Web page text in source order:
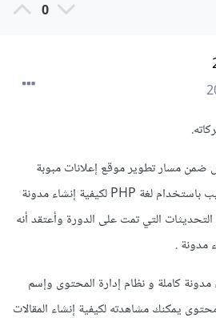
0
مسار تطوير موقع إعلانات مبوبة
في دورة تطوير تطبيقات الويب باستخدام لغة PHP لكيفية إنشاء مدونة
التي تمت على الدورة وأعتقد أنه
.
كاملة و نظام إدارة المحتوى وإسم
يمكنك مشاهدته لكيفية إنشاء المقالات